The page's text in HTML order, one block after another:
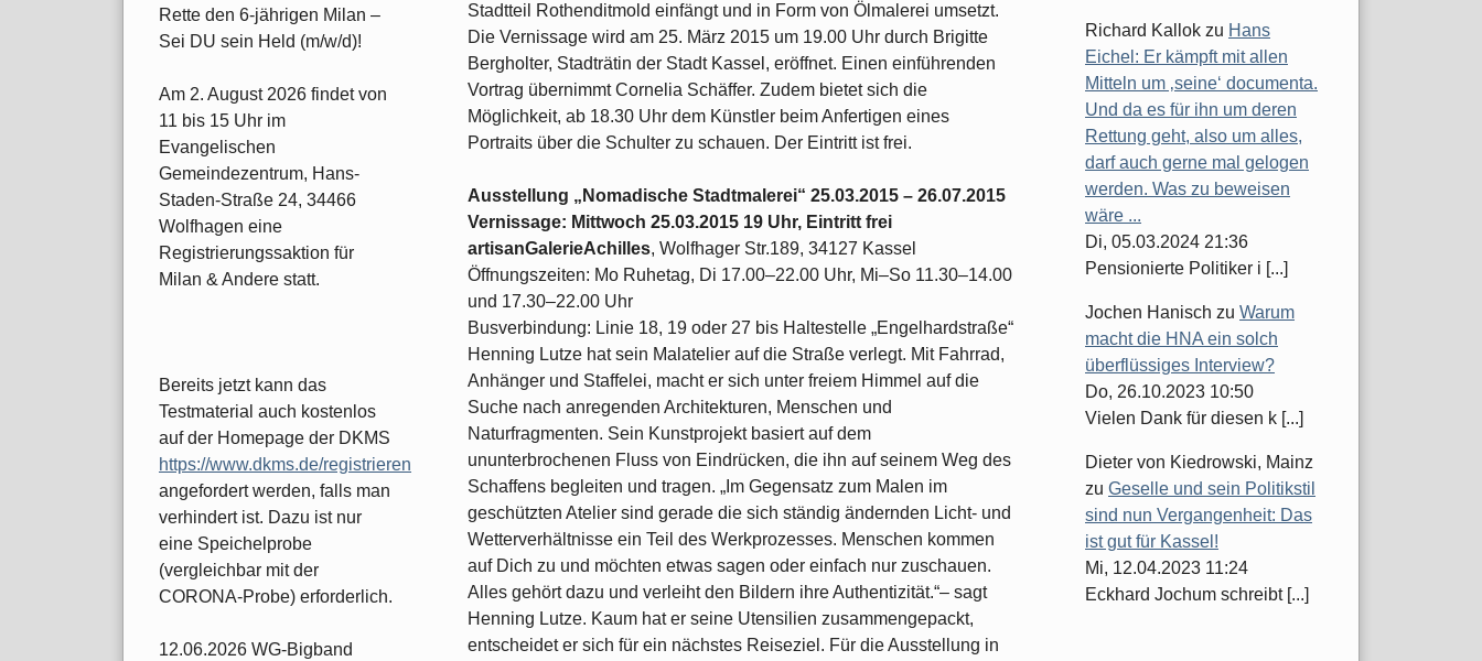
Stadtteil Rothenditmold einfängt und in Form von Ölmalerei umsetzt.
Die Vernissage wird am 25. März 2015 um 19.00 Uhr durch Brigitte
Bergholter, Stadträtin der Stadt Kassel, eröffnet. Einen einführenden
Vortrag übernimmt Cornelia Schäffer. Zudem bietet sich die
Möglichkeit, ab 18.30 Uhr dem Künstler beim Anfertigen eines
Portraits über die Schulter zu schauen. Der Eintritt ist frei.
Ausstellung „Nomadische Stadtmalerei“ 25.03.2015 – 26.07.2015
Vernissage: Mittwoch 25.03.2015 19 Uhr, Eintritt frei
artisanGalerieAchilles, Wolfhager Str.189, 34127 Kassel
Öffnungszeiten: Mo Ruhetag, Di 17.00–22.00 Uhr, Mi–So 11.30–14.00
und 17.30–22.00 Uhr
Busverbindung: Linie 18, 19 oder 27 bis Haltestelle „Engelhardstraße“
Henning Lutze hat sein Malatelier auf die Straße verlegt. Mit Fahrrad,
Anhänger und Staffelei, macht er sich unter freiem Himmel auf die
Suche nach anregenden Architekturen, Menschen und
Naturfragmenten. Sein Kunstprojekt basiert auf dem
ununterbrochenen Fluss von Eindrücken, die ihn auf seinem Weg des
Schaffens begleiten und tragen. „Im Gegensatz zum Malen im
geschützten Atelier sind gerade die sich ständig ändernden Licht- und
Wetterverhältnisse ein Teil des Werkprozesses. Menschen kommen
auf Dich zu und möchten etwas sagen oder einfach nur zuschauen.
Alles gehört dazu und verleiht den Bildern ihre Authentizität.“– sagt
Henning Lutze. Kaum hat er seine Utensilien zusammengepackt,
entscheidet er sich für ein nächstes Reiseziel. Für die Ausstellung in
Rette den 6-jährigen Milan –
Sei DU sein Held (m/w/d)!
Am 2. August 2026 findet von
11 bis 15 Uhr im
Evangelischen
Gemeindezentrum, Hans-
Staden-Straße 24, 34466
Wolfhagen eine
Registrierungssaktion für
Milan & Andere statt.
Bereits jetzt kann das
Testmaterial auch kostenlos
auf der Homepage der DKMS
https://www.dkms.de/registrieren
angefordert werden, falls man
verhindert ist. Dazu ist nur
eine Speichelprobe
(vergleichbar mit der
CORONA-Probe) erforderlich.
12.06.2026 WG-Bigband
Richard Kallok zu Hans
Eichel: Er kämpft mit allen
Mitteln um ‚seine‘ documenta.
Und da es für ihn um deren
Rettung geht, also um alles,
darf auch gerne mal gelogen
werden. Was zu beweisen
wäre ...
Di, 05.03.2024 21:36
Pensionierte Politiker i [...]
Jochen Hanisch zu Warum
macht die HNA ein solch
überflüssiges Interview?
Do, 26.10.2023 10:50
Vielen Dank für diesen k [...]
Dieter von Kiedrowski, Mainz
zu Geselle und sein Politikstil
sind nun Vergangenheit: Das
ist gut für Kassel!
Mi, 12.04.2023 11:24
Eckhard Jochum schreibt [...]